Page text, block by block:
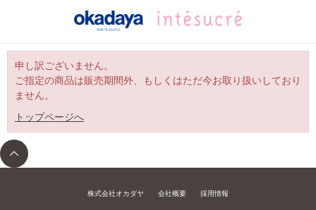
申し訳ございません。
ご指定の商品は販売期間外、もしくはただ今お取り扱いしており
ません。
トップページへ
株式会社オカダヤ 会社概要 採用情報